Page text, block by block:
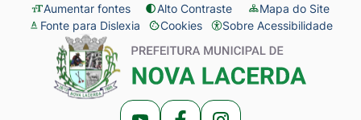
Seção
de
atalhos
Ir
para
conteúdo
Aumentar fontes Alto Contraste
Mapa do Site
Fonte para Dislexia
Cookies
Abrir
preferências
de
cookies
Sobre Acessibilidade
Seção
menu